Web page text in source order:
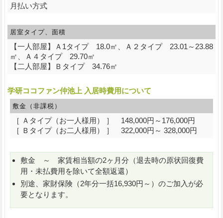
月払い方式
居室タイプ、面積
【一人部屋】Ａ1タイプ 18.0㎡、Ａ２タイプ 23.01～23.88
㎡、Ａ４タイプ 29.70㎡
【二人部屋】Ｂタイプ 34.76㎡
学研ココファン仲池上 入居時費用について
敷金（非課税）
［ Ａタイプ（お一人様用） ］ 148,000円～176,000円
［ Ｂタイプ（お二人様用） ］ 322,000円～ 328,000円
敷金 ～ 家賃相当額の2ヶ月分（退去時の原状回復費
用・未払費用を除いて全額返還）
別途、家財保険（2年分一括16,930円～）のご加入が必
要となります。